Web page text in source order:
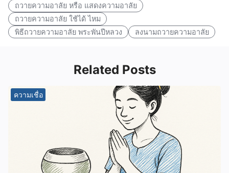
ถวายความอาลัย หรือ แสดงความอาลัย
ถวายความอาลัย ใช้ได้ ไหม
พิธีถวายความอาลัย พระพันปีหลวง
ลงนามถวายความอาลัย
Related Posts
ความเชื่อ